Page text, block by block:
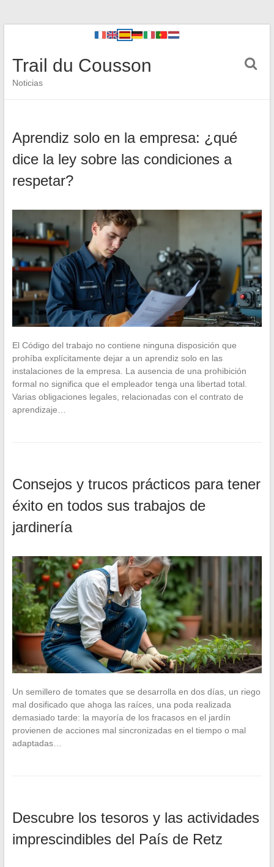
Trail du Cousson
Noticias
Aprendiz solo en la empresa: ¿qué
dice la ley sobre las condiciones a
respetar?
El Código del trabajo no contiene ninguna disposición que
prohíba explícitamente dejar a un aprendiz solo en las
instalaciones de la empresa. La ausencia de una prohibición
formal no significa que el empleador tenga una libertad total.
Varias obligaciones legales, relacionadas con el contrato de
aprendizaje…
Consejos y trucos prácticos para tener
éxito en todos sus trabajos de
jardinería
Un semillero de tomates que se desarrolla en dos días, un riego
mal dosificado que ahoga las raíces, una poda realizada
demasiado tarde: la mayoría de los fracasos en el jardín
provienen de acciones mal sincronizadas en el tiempo o mal
adaptadas…
Descubre los tesoros y las actividades
imprescindibles del País de Retz